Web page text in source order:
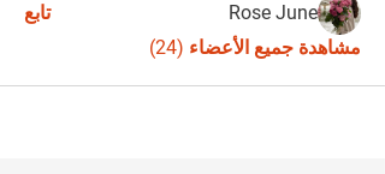
Rose June
تابع
مشاهدة جميع الأعضاء (24)